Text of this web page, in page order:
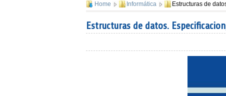
Home Informática Estructuras de
Estructuras de datos.